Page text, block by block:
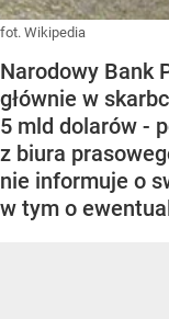
fot. Wikipedia
Narodowy Bank
głównie w
5 mld dolarów -
z biura
nie informuje o
w tym o